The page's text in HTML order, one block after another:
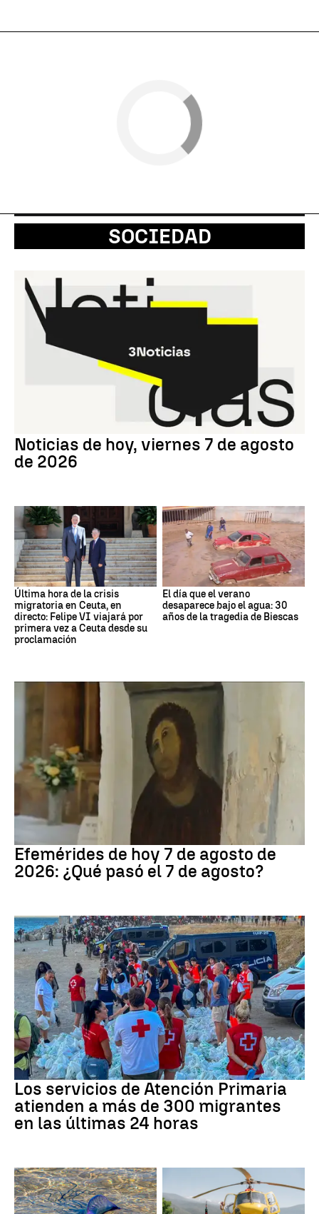
SOCIEDAD
Noticias de hoy, viernes 7 de agosto
de 2026
Última hora de la crisis
migratoria en Ceuta, en
directo: Felipe VI viajará por
primera vez a Ceuta desde su
proclamación
El día que el verano
desaparece bajo el agua: 30
años de la tragedia de Biescas
Efemérides de hoy 7 de agosto de
2026: ¿Qué pasó el 7 de agosto?
Crisis migratoria
Los servicios de Atención Primaria
atienden a más de 300 migrantes
en las últimas 24 horas